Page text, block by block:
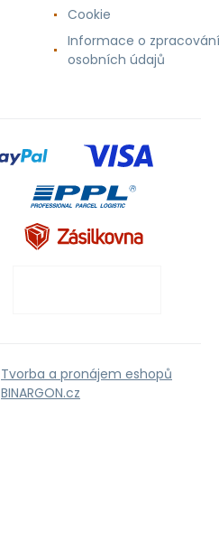
Cookie
Informace o zpracování
osobních údajů
Tvorba a pronájem eshopů
BINARGON.cz